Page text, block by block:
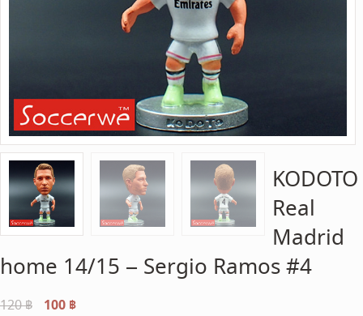
KODOTO
Real
Madrid
home 14/15 – Sergio Ramos #4
120฿
Original
100 ฿Current